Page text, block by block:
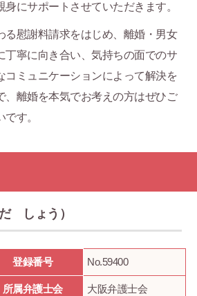
にサポートさせていただきます。
る慰謝料請求をはじめ、離婚・男女
丁寧に向き合い、気持ちの面でのサ
コミュニケーションによって解決を
、離婚を本気でお考えの方はぜひご
す。
しょう）
登録番号 No.59400
所属弁護士会 大阪弁護士会